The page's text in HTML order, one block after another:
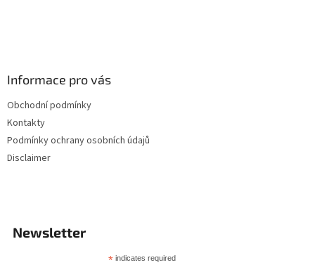
Informace pro vás
Obchodní podmínky
Kontakty
Podmínky ochrany osobních údajů
Disclaimer
Newsletter
* indicates required